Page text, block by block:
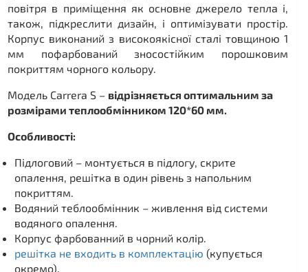
повітря в приміщення як основне джерело тепла і,
також, підкреслити дизайн, і оптимізувати простір.
Корпус виконаний з високоякісної сталі товщиною 1
мм пофарбований зносостійким порошковим
покриттям чорного кольору.
Модель Carrera S – відрізняється оптимальним за
розмірами теплообмінником 120*60 мм.
Особливості:
Підлоговий – монтується в підлогу, скрите
опалення, решітка в один рівень з напольним
покриттям.
Водяний теблообмінник – живлення від системи
водяного опалення.
Корпус фарбованний в чорний колір.
решітка не входить в комплектацію (купується
окремо).